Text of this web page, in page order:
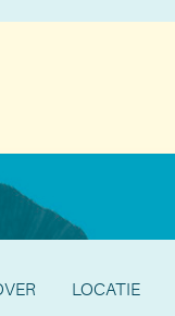
LOCATIE